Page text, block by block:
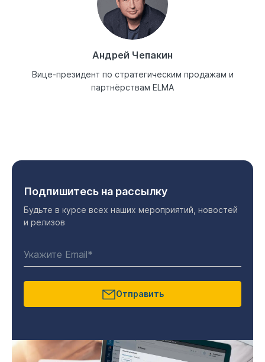
Андрей Чепакин
Вице-президент по стратегическим продажам и
партнёрствам ELMA
Подпишитесь на рассылку
Будьте в курсе всех наших мероприятий, новостей
и релизов
Отправить